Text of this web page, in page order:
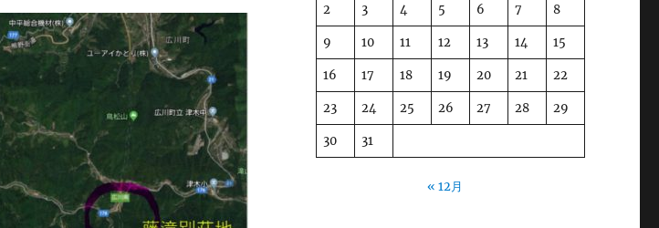
2 3 4 5 6 7 8
9 10 11 12 13 14 15
16 17 18 19 20 21 22
23 24 25 26 27 28 29
30 31
« 12月